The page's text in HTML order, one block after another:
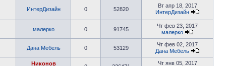
ИнтерДизайн 0 52820
Вт апр 18, 2017
ИнтерДизайн
малерко 0 91745
Чт фев 23, 2017
малерко
Дана Мебель 0 53129
Чт фев 02, 2017
Дана Мебель
Никонов Чт янв 05, 2017